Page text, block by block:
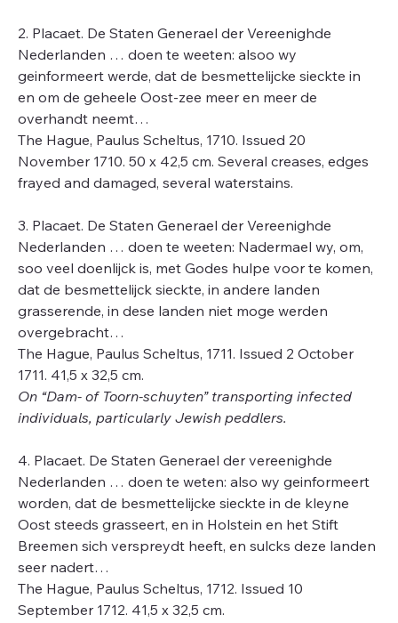
2. Placaet. De Staten Generael der Vereenighde
Nederlanden … doen te weeten: alsoo wy
geinformeert werde, dat de besmettelijcke sieckte in
en om de geheele Oost-zee meer en meer de
overhandt neemt…
The Hague, Paulus Scheltus, 1710. Issued 20
November 1710. 50 x 42,5 cm. Several creases, edges
frayed and damaged, several waterstains.
3. Placaet. De Staten Generael der Vereenighde
Nederlanden … doen te weeten: Nadermael wy, om,
soo veel doenlijck is, met Godes hulpe voor te komen,
dat de besmettelijck sieckte, in andere landen
grasserende, in dese landen niet moge werden
overgebracht…
The Hague, Paulus Scheltus, 1711. Issued 2 October
1711. 41,5 x 32,5 cm.
On “Dam- of Toorn-schuyten” transporting infected
individuals, particularly Jewish peddlers.
4. Placaet. De Staten Generael der vereenighde
Nederlanden … doen te weten: also wy geinformeert
worden, dat de besmettelijcke sieckte in de kleyne
Oost steeds grasseert, en in Holstein en het Stift
Breemen sich verspreydt heeft, en sulcks deze landen
seer nadert…
The Hague, Paulus Scheltus, 1712. Issued 10
September 1712. 41,5 x 32,5 cm.